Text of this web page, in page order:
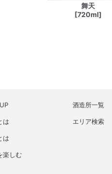
舞天
[720ml]
は
は
楽しむ
酒造所一覧
エリア検索